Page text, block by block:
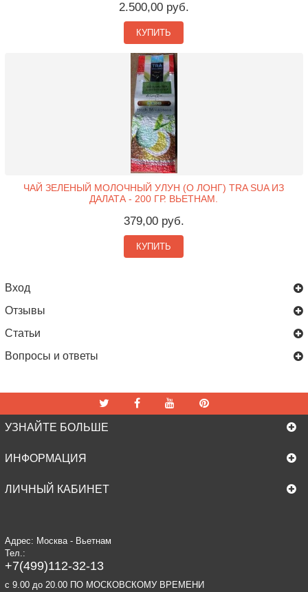
2.500,00 руб.
КУПИТЬ
ЧАЙ ЗЕЛЕНЫЙ МОЛОЧНЫЙ УЛУН (О ЛОНГ) TRA SUA ИЗ
ДАЛАТА - 200 ГР. ВЬЕТНАМ.
379,00 руб.
КУПИТЬ
Вход
Отзывы
Статьи
Вопросы и ответы
УЗНАЙТЕ БОЛЬШЕ
ИНФОРМАЦИЯ
ЛИЧНЫЙ КАБИНЕТ
Адрес: Москва - Вьетнам
Тел.:
+7(499)112-32-13
c 9.00 до 20.00 ПО МОСКОВСКОМУ ВРЕМЕНИ